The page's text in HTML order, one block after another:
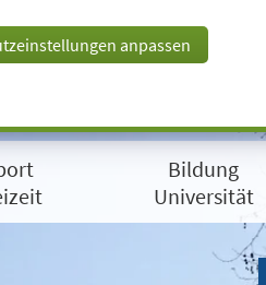
anpassen
Bildung
Universität